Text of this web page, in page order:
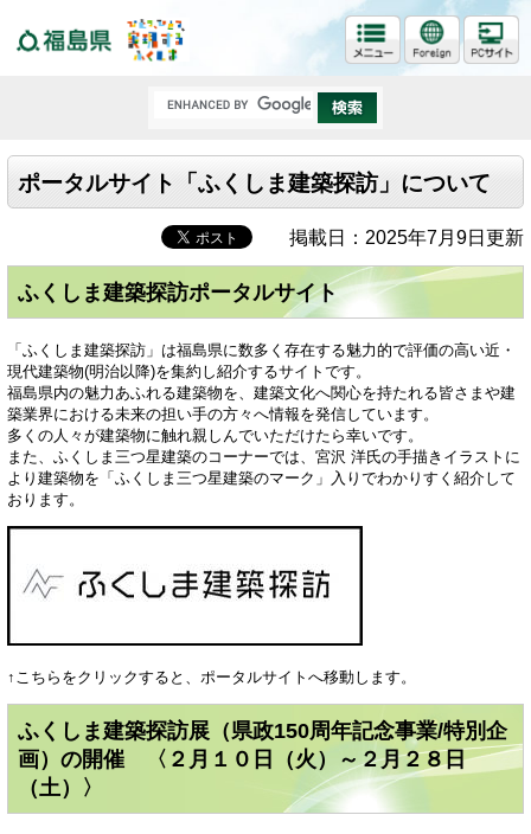
ポータルサイト「ふくしま建築探訪」について
掲載日：2025年7月9日更新
ふくしま建築探訪ポータルサイト
「ふくしま建築探訪」は福島県に数多く存在する魅力的で評価の高い近・
現代建築物(明治以降)を集約し紹介するサイトです。
福島県内の魅力あふれる建築物を、建築文化へ関心を持たれる皆さまや建
築業界における未来の担い手の方々へ情報を発信しています。
多くの人々が建築物に触れ親しんでいただけたら幸いです。
また、ふくしま三つ星建築のコーナーでは、宮沢 洋氏の手描きイラストに
より建築物を「ふくしま三つ星建築のマーク」入りでわかりすく紹介して
おります。
​↑こちらをクリックすると、ポータルサイトへ移動します。
ふくしま建築探訪展（県政150周年記念事業/特別企
画）の開催 〈２月１０日（火）～２月２８日
（土）〉